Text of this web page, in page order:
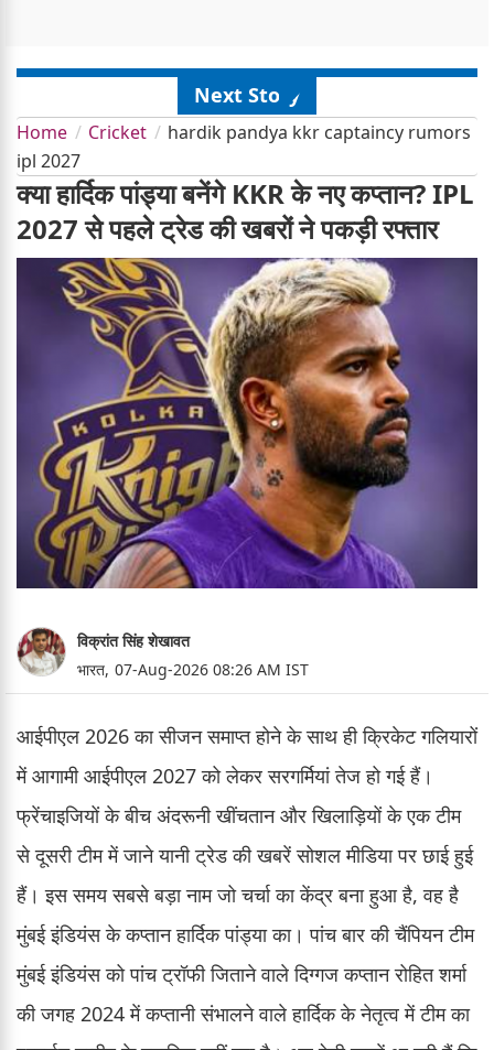
Next Story
Home Cricket
hardik pandya kkr captaincy rumors
ipl 2027
क्या हार्दिक पांड्या बनेंगे KKR के नए कप्तान? IPL
2027 से पहले ट्रेड की खबरों ने पकड़ी रफ्तार
विक्रांत सिंह शेखावत
भारत, 07-Aug-2026 08:26 AM IST
आईपीएल 2026 का सीजन समाप्त होने के साथ ही क्रिकेट गलियारों
में आगामी आईपीएल 2027 को लेकर सरगर्मियां तेज हो गई हैं।
फ्रेंचाइजियों के बीच अंदरूनी खींचतान और खिलाड़ियों के एक टीम
से दूसरी टीम में जाने यानी ट्रेड की खबरें सोशल मीडिया पर छाई हुई
हैं। इस समय सबसे बड़ा नाम जो चर्चा का केंद्र बना हुआ है, वह है
मुंबई इंडियंस के कप्तान हार्दिक पांड्या का। पांच बार की चैंपियन टीम
मुंबई इंडियंस को पांच ट्रॉफी जिताने वाले दिग्गज कप्तान रोहित शर्मा
की जगह 2024 में कप्तानी संभालने वाले हार्दिक के नेतृत्व में टीम का